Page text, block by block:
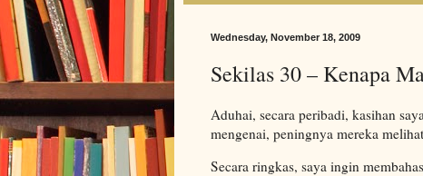
Wednesday, November 18, 2009
Sekilas 30 – Kenapa
Aduhai, secara peribadi, kasihan
mengenai, peningnya mereka
Secara ringkas, saya ingin